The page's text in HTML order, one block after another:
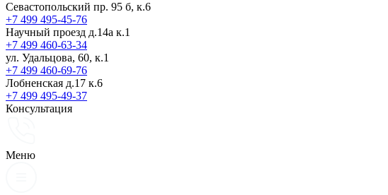
Севастопольский пр. 95 б, к.6
+7 499 495-45-76
Научный проезд д.14а к.1
+7 499 460-63-34
ул. Удальцова, 60, к.1
+7 499 460-69-76
Лобненская д.17 к.6
+7 499 495-49-37
Консультация
Меню